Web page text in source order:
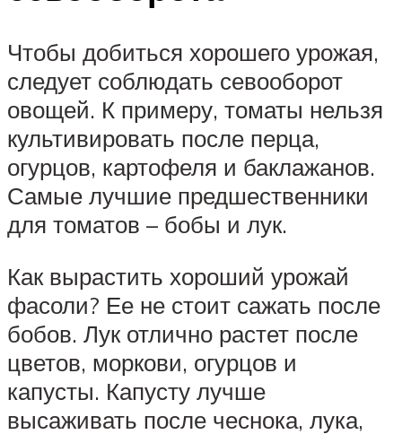
Чтобы добиться хорошего урожая,
следует соблюдать севооборот
овощей. К примеру, томаты нельзя
культивировать после перца,
огурцов, картофеля и баклажанов.
Самые лучшие предшественники
для томатов – бобы и лук.
Как вырастить хороший урожай
фасоли? Ее не стоит сажать после
бобов. Лук отлично растет после
цветов, моркови, огурцов и
капусты. Капусту лучше
высаживать после чеснока, лука,